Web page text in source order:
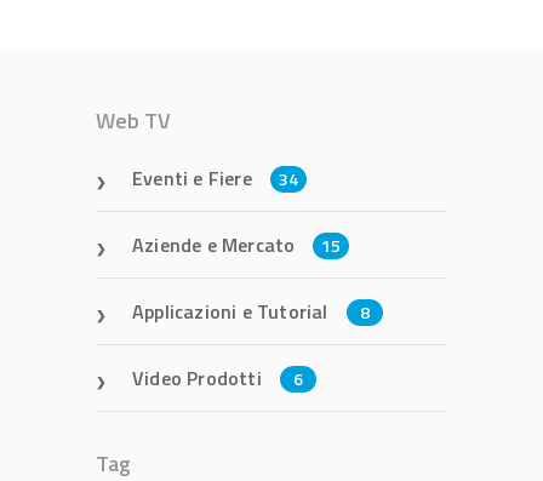
Web TV
Eventi e Fiere 34
Aziende e Mercato 15
Applicazioni e Tutorial 8
Video Prodotti 6
Tag